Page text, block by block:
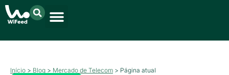
Início > Blog > Mercado de Telecom > Página atual